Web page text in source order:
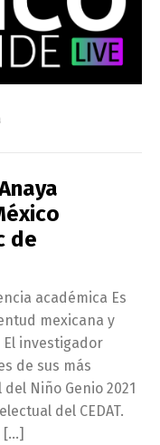
de
académica Es
mexicana y
El investigador
de sus más
Niño Genio 2021
del CEDAT.
[…]